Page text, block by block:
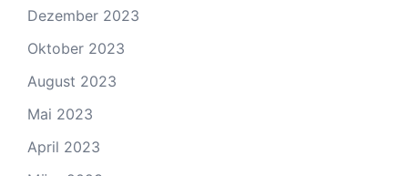
Dezember 2023
Oktober 2023
August 2023
Mai 2023
April 2023